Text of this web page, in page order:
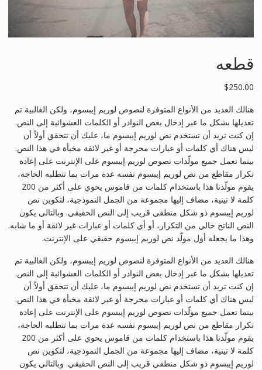
قطعه
$250.00
هنالك العديد من الأنواع المتوفرة لنصوص لوريم إيبسوم، ولكن الغالبية تم
تعديلها بشكل ما عبر إدخال بعض النوادر أو الكلمات العشوائية إلى النص.
إن كنت تريد أن تستخدم نص لوريم إيبسوم ما، عليك أن تتحقق أولاً أن
ليس هناك أي كلمات أو عبارات محرجة أو غير لائقة مخبأة في هذا النص.
بينما تعمل جميع مولّدات نصوص لوريم إيبسوم على الإنترنت على إعادة
تكرار مقاطع من نص لوريم إيبسوم نفسه عدة مرات بما تتطلبه الحاجة،
يقوم مولّدنا هذا باستخدام كلمات من قاموس يحوي على أكثر من 200
كلمة لا تينية، مضاف إليها مجموعة من الجمل النموذجية، لتكوين نص
لوريم إيبسوم ذو شكل منطقي قريب إلى النص الحقيقي. وبالتالي يكون
النص الناتح خالي من التكرار، أو أي كلمات أو عبارات غير لائقة أو ما شابه.
وهذا ما يجعله أول مولّد نص لوريم إيبسوم حقيقي على الإنترنت.
هنالك العديد من الأنواع المتوفرة لنصوص لوريم إيبسوم، ولكن الغالبية تم
تعديلها بشكل ما عبر إدخال بعض النوادر أو الكلمات العشوائية إلى النص.
إن كنت تريد أن تستخدم نص لوريم إيبسوم ما، عليك أن تتحقق أولاً أن
ليس هناك أي كلمات أو عبارات محرجة أو غير لائقة مخبأة في هذا النص.
بينما تعمل جميع مولّدات نصوص لوريم إيبسوم على الإنترنت على إعادة
تكرار مقاطع من نص لوريم إيبسوم نفسه عدة مرات بما تتطلبه الحاجة،
يقوم مولّدنا هذا باستخدام كلمات من قاموس يحوي على أكثر من 200
كلمة لا تينية، مضاف إليها مجموعة من الجمل النموذجية، لتكوين نص
لوريم إيبسوم ذو شكل منطقي قريب إلى النص الحقيقي. وبالتالي يكون